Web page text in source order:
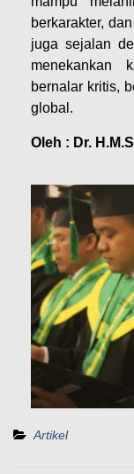
berkarakter,
juga sejalan
menekankan
bernalar kritis,
global.
Oleh : Dr.
Artikel